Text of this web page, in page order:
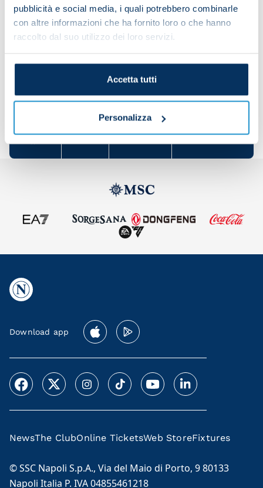
pubblicità e social media, i quali potrebbero combinarle
con altre informazioni che ha fornito loro o che hanno
raccolto dal suo utilizzo dei loro servizi.
Accetta tutti
Personalizza
Giovanni
team
Download app
NewsThe ClubOnline TicketsWeb StoreFixtures
© SSC Napoli S.p.A., Via del Maio di Porto, 9 80133
Napoli Italia P. IVA 04855461218